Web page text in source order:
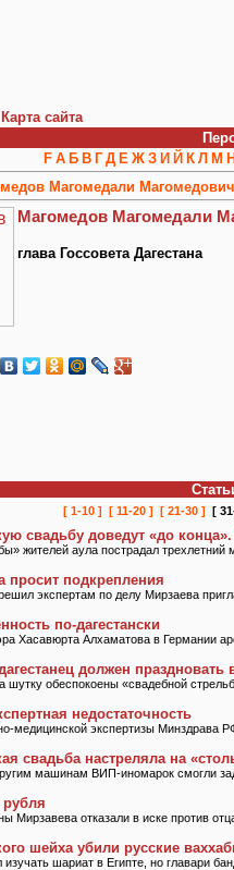
Карта сайта
F А Б В Г Д Е Ж З И Й К Л М Н
Магомедали Магомедович
Магомедов Магомедали
глава Госсовета Дагестана
[ 1-10 ] [ 11-20 ] [ 21-30 ] [
свадьбу доведут «до
жителей аула пострадал трехлетний
просит подкрепления
экспертам по делу Мирзаева
по-дагестанcки
Хасавюрта Алхаматова в Германии
должен праздновать
шутку обеспокоены «свадебной
недостаточность
медицинской экспертизы Минздрава
свадьба настреляла на
машинам ВИП-иномарок смогли
рубля
Мирзавева отказали в иске против
шейха убили русские
шариат в Египте, но главари